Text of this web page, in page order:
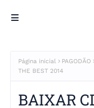
Página inicial PAGODÃO
THE BEST 2014
BAIXAR